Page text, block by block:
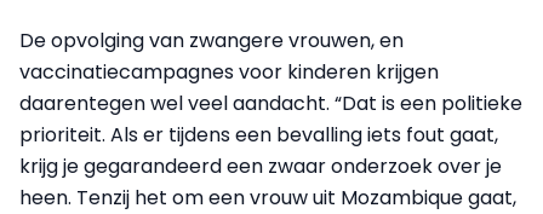
De opvolging van zwangere vrouwen, en
vaccinatiecampagnes voor kinderen krijgen
daarentegen wel veel aandacht. “Dat is een politieke
prioriteit. Als er tijdens een bevalling iets fout gaat,
krijg je gegarandeerd een zwaar onderzoek over je
heen. Tenzij het om een vrouw uit Mozambique gaat,